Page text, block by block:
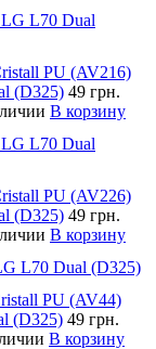
L70 Dual
PU (AV216)
(D325) 49 грн.
В корзину
L70 Dual
PU (AV226)
(D325) 49 грн.
В корзину
L70 Dual (D325)
PU (AV44)
(D325) 49 грн.
В корзину